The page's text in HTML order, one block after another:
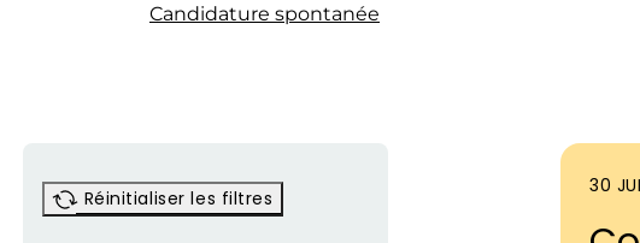
Candidature spontanée
Réinitialiser les filtres
30